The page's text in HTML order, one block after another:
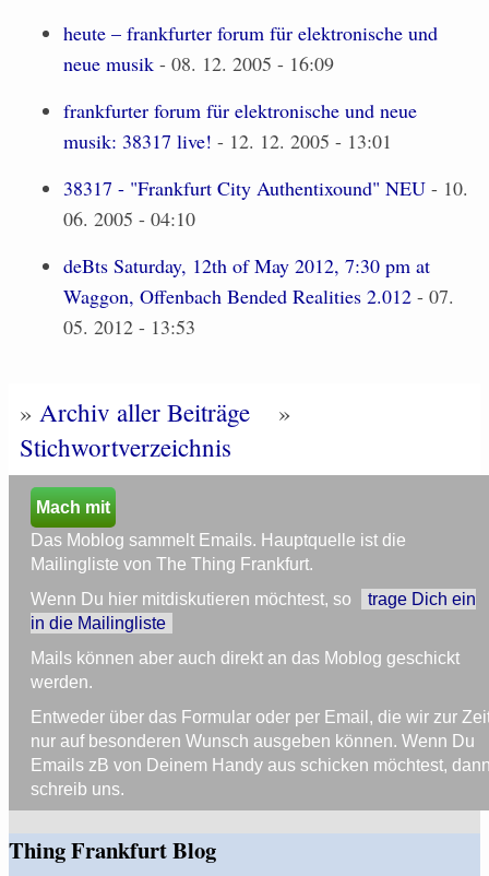
heute – frankfurter forum für elektronische und
neue musik - 08. 12. 2005 - 16:09
frankfurter forum für elektronische und neue
musik: 38317 live! - 12. 12. 2005 - 13:01
38317 - "Frankfurt City Authentixound" NEU - 10.
06. 2005 - 04:10
deBts Saturday, 12th of May 2012, 7:30 pm at
Waggon, Offenbach Bended Realities 2.012 - 07.
05. 2012 - 13:53
» Archiv aller Beiträge
»
Stichwortverzeichnis
Mach mit
Das Moblog sammelt Emails. Hauptquelle ist die
Mailingliste von The Thing Frankfurt.
Wenn Du hier mitdiskutieren möchtest, so
trage Dich ein
in die Mailingliste
Mails können aber auch direkt an das Moblog geschickt
werden.
Entweder über das Formular oder per Email, die wir zur
nur auf besonderen Wunsch ausgeben können. Wenn Du
Emails zB von Deinem Handy aus schicken möchtest,
schreib uns.
Thing Frankfurt Blog